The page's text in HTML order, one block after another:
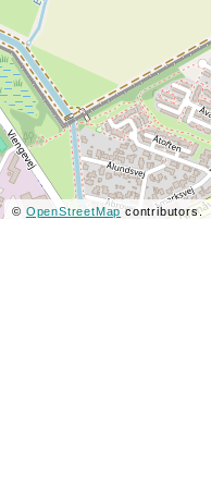
© OpenStreetMapcontributors.